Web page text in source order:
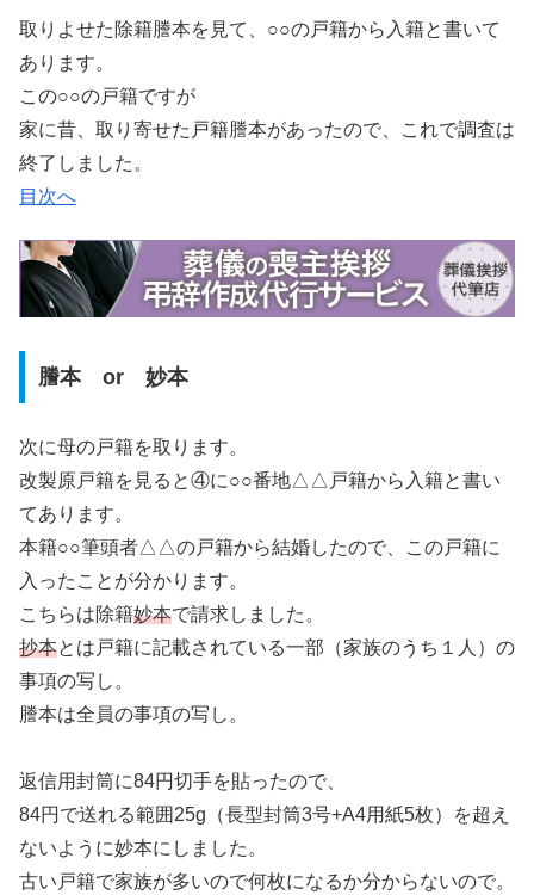
取りよせた除籍謄本を見て、○○の戸籍から入籍と書いて
あります。
この○○の戸籍ですが
家に昔、取り寄せた戸籍謄本があったので、これで調査は
終了しました。
目次へ
謄本 or 妙本
次に母の戸籍を取ります。
改製原戸籍を見ると④に○○番地△△戸籍から入籍と書い
てあります。
本籍○○筆頭者△△の戸籍から結婚したので、この戸籍に
入ったことが分かります。
こちらは除籍妙本で請求しました。
抄本とは戸籍に記載されている一部（家族のうち１人）の
事項の写し。
謄本は全員の事項の写し。
返信用封筒に84円切手を貼ったので、
84円で送れる範囲25g（長型封筒3号+A4用紙5枚）を超え
ないように妙本にしました。
古い戸籍で家族が多いので何枚になるか分からないので。